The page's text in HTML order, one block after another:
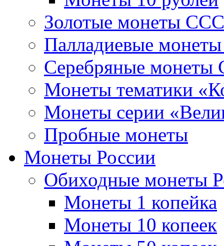
Золотые монеты
Палладиевые
Серебряные монеты
Монеты тематики
Монеты серии
Пробные монеты
Монеты России
Обиходные монеты
Монеты 1 копейка
Монеты 10 копеек